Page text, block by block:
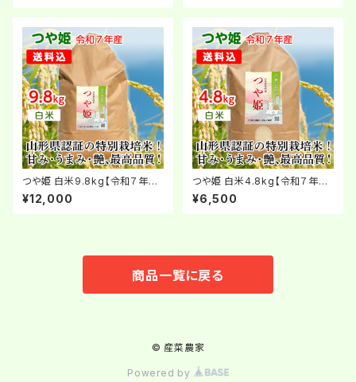
つや姫 白米9.8kg【令和７年
産】
¥12,000
つや姫 白米4.8kg【令和７年
産】
¥6,500
商品一覧に戻る
© 産菜農家
Powered by